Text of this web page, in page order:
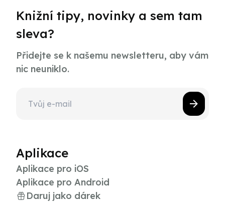
Knižní tipy, novinky a sem tam
sleva?
Přidejte se k našemu newsletteru, aby vám
nic neuniklo.
Aplikace
Aplikace pro iOS
Aplikace pro Android
Daruj jako dárek